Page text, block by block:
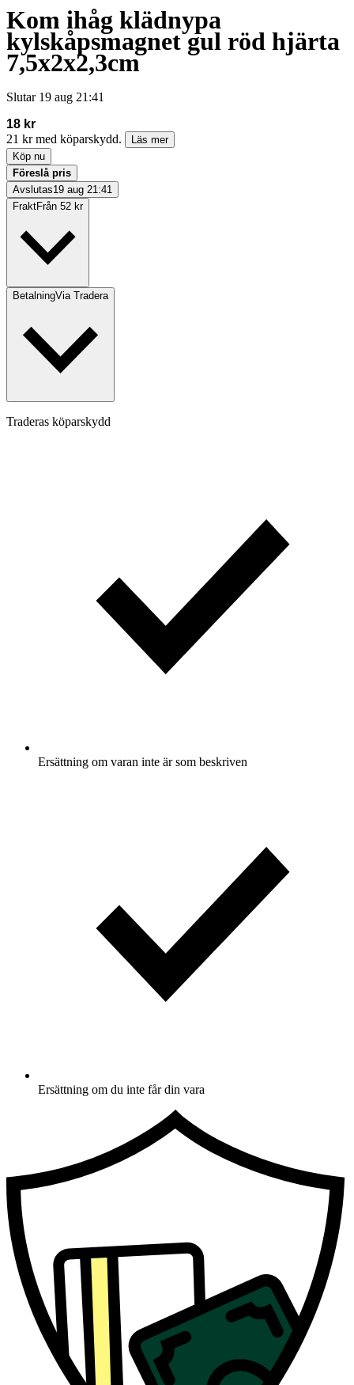
Kom ihåg klädnypa
kylskåpsmagnet gul röd hjärta
7,5x2x2,3cm
Slutar 19 aug 21:41
18 kr
21 kr med köparskydd.
Läs mer
Köp nu
Föreslå pris
Avslutas19 aug 21:41
FraktFrån 52 kr
BetalningVia Tradera
Traderas köparskydd
Ersättning om varan inte är som beskriven
Ersättning om du inte får din vara